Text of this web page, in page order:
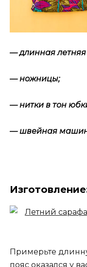
— длинная
— ножницы;
— нитки в тон
— швейная
Примерьте
пояс оказался у